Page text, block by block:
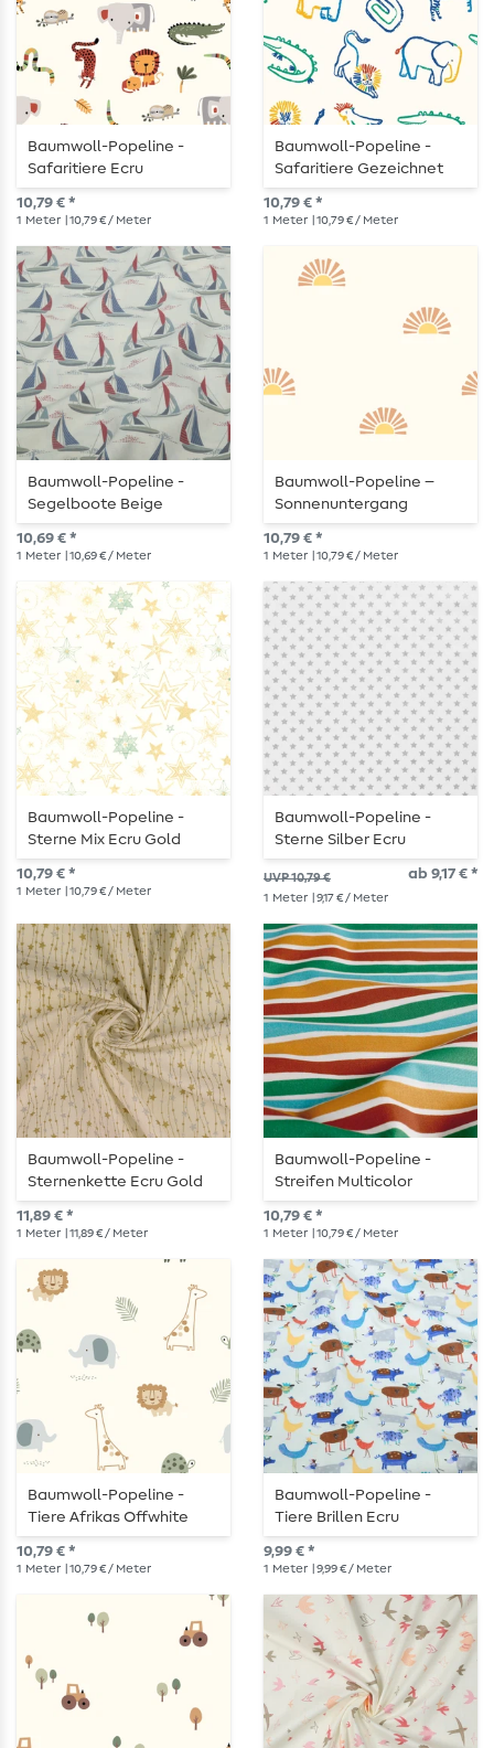
Baumwoll-Popeline -
Safaritiere Ecru
10,79 € *
1 Meter | 10,79 € / Meter
Baumwoll-Popeline -
Safaritiere Gezeichnet
Ecru
10,79 € *
1 Meter | 10,79 € / Meter
Baumwoll-Popeline -
Segelboote Beige
10,69 € *
1 Meter | 10,69 € / Meter
Baumwoll-Popeline –
Sonnenuntergang
Offwhite
10,79 € *
1 Meter | 10,79 € / Meter
Baumwoll-Popeline -
Sterne Mix Ecru Gold
10,79 € *
1 Meter | 10,79 € / Meter
Baumwoll-Popeline -
Sterne Silber Ecru
UVP 10,79 € ab 9,17 € *
1 Meter | 9,17 € / Meter
Baumwoll-Popeline -
Sternenkette Ecru Gold
Silber
11,89 € *
1 Meter | 11,89 € / Meter
Baumwoll-Popeline -
Streifen Multicolor
10,79 € *
1 Meter | 10,79 € / Meter
Baumwoll-Popeline -
Tiere Afrikas Offwhite
10,79 € *
1 Meter | 10,79 € / Meter
Baumwoll-Popeline -
Tiere Brillen Ecru
9,99 € *
1 Meter | 9,99 € / Meter